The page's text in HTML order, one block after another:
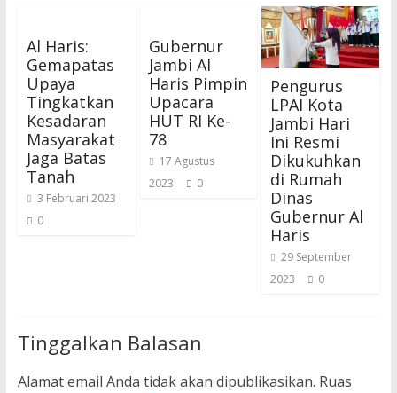
Al Haris:
Gemapatas
Upaya
Tingkatkan
Kesadaran
Masyarakat
Jaga Batas
Tanah
3 Februari 2023
0
Gubernur
Jambi Al
Haris Pimpin
Upacara
HUT RI Ke-
78
17 Agustus
2023
0
Pengurus
LPAI Kota
Jambi Hari
Ini Resmi
Dikukuhkan
di Rumah
Dinas
Gubernur Al
Haris
29 September
2023
0
Tinggalkan Balasan
Alamat email Anda tidak akan dipublikasikan. Ruas